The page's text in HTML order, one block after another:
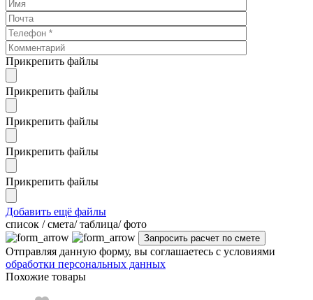
Прикрепить файлы
Прикрепить файлы
Прикрепить файлы
Прикрепить файлы
Прикрепить файлы
Добавить ещё файлы
cписок / смета/ таблица/ фото
Отправляя данную форму, вы соглашаетесь с условиями
обработки персональных данных
Похожие товары